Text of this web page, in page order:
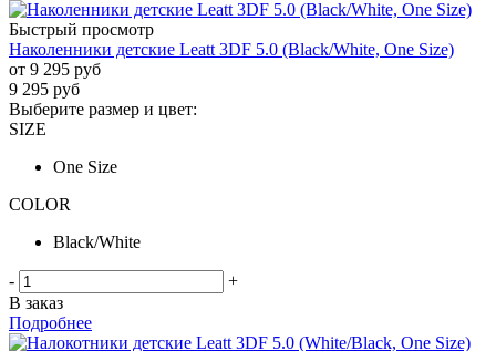
Быстрый просмотр
Наколенники детские Leatt 3DF 5.0 (Black/White, One Size)
от 9 295 руб
9 295 руб
Выберите размер и цвет:
SIZE
One Size
COLOR
Black/White
-
+
В заказ
Подробнее